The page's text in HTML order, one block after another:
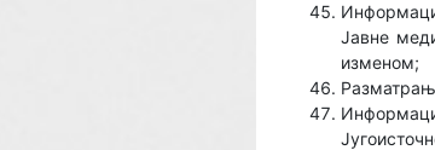
Јавне
изменом;